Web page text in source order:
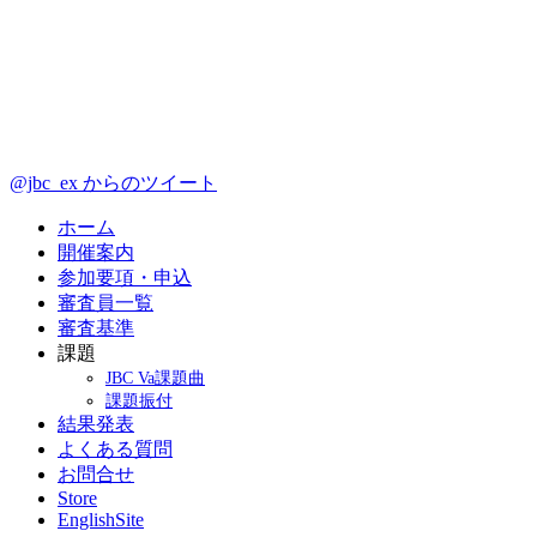
@jbc_ex からのツイート
ホーム
開催案内
参加要項・申込
審査員一覧
審査基準
課題
JBC Va課題曲
課題振付
結果発表
よくある質問
お問合せ
Store
EnglishSite